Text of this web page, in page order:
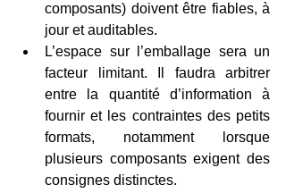
composants) doivent être fiables, à
jour et auditables.
L’espace sur l’emballage sera un
facteur limitant. Il faudra arbitrer
entre la quantité d’information à
fournir et les contraintes des petits
formats, notamment lorsque
plusieurs composants exigent des
consignes distinctes.